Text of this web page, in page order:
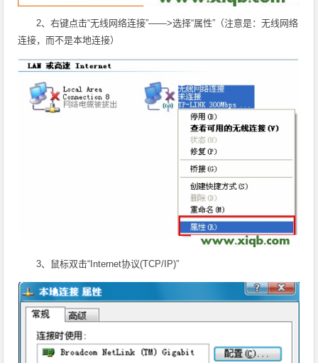
2、右键点击“无线网络连接”——>选择“属性”（注意是：无线网络
连接，而不是本地连接）
3、鼠标双击“Internet协议(TCP/IP)”